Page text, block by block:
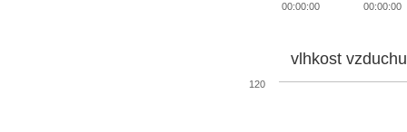
00:00:00 00:00:00
vlhkost vzduchu
120